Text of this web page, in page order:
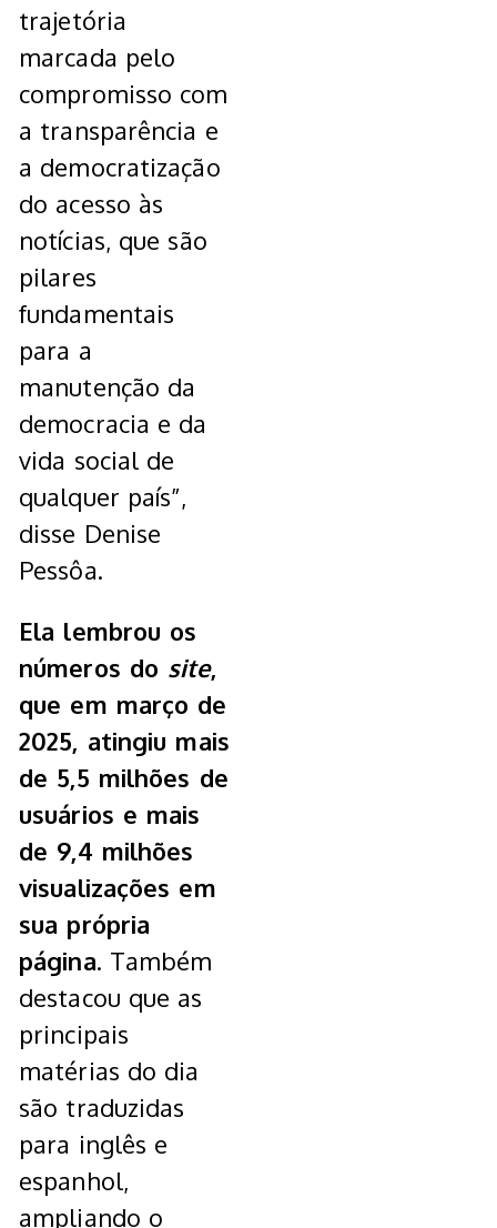
trajetória
marcada pelo
compromisso com
a transparência e
a democratização
do acesso às
notícias, que são
pilares
fundamentais
para a
manutenção da
democracia e da
vida social de
qualquer país”,
disse Denise
Pessôa.
Ela lembrou os
números do site,
que em março de
2025, atingiu mais
de 5,5 milhões de
usuários e mais
de 9,4 milhões
visualizações em
sua própria
página. Também
destacou que as
principais
matérias do dia
são traduzidas
para inglês e
espanhol,
ampliando o